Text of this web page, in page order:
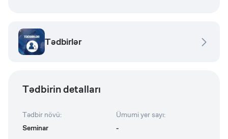
Tədbirlər
Tədbirin detalları
Tədbir növü:
Seminar
Ümumi yer sayı:
-